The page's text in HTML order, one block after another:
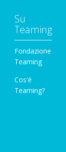
Su
Teaming
Fondazione
Teaming
Cos'è
Teaming?